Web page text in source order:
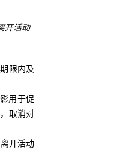
开活动
限内及
用于促
取消对
开活动